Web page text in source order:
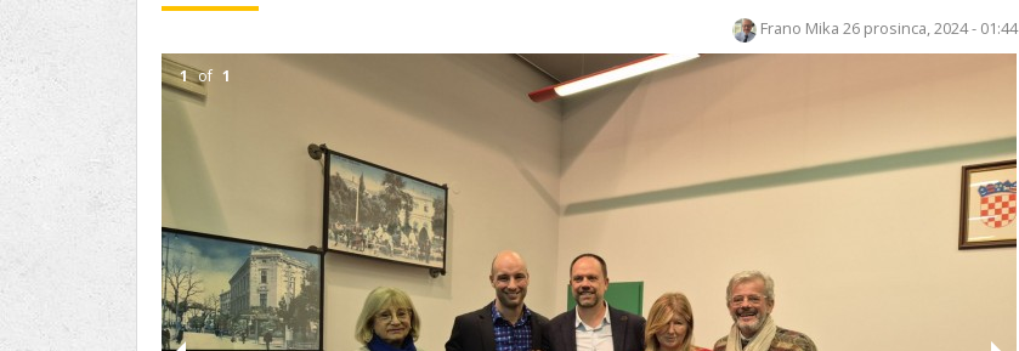
Lions International
Podaci o LEO D-126 i kontakt Frano Mika 26 prosinca, 2024 - 01:44
1 of 1